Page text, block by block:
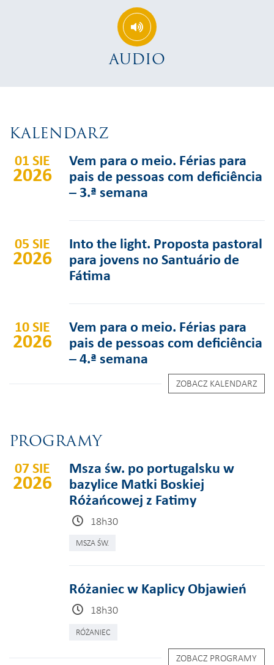
AUDIO
KALENDARZ
01 SIE
2026
Vem para o meio. Férias para
pais de pessoas com deficiência
– 3.ª semana
05 SIE
2026
Into the light. Proposta pastoral
para jovens no Santuário de
Fátima
10 SIE
2026
Vem para o meio. Férias para
pais de pessoas com deficiência
– 4.ª semana
ZOBACZ KALENDARZ
PROGRAMY
07 SIE
2026
Msza św. po portugalsku w
bazylice Matki Boskiej
Różańcowej z Fatimy
18h30
MSZA ŚW.
Różaniec w Kaplicy Objawień
18h30
RÓŻANIEC
ZOBACZ PROGRAMY